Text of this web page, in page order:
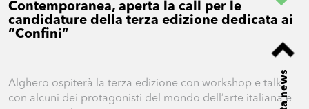
Contemporanea, aperta la call per le
candidature della terza edizione dedicata ai
“Confini”
Alghero ospiterà la terza edizione con workshop e talk
con alcuni dei protagonisti del mondo dell’arte italiana e
Lista news